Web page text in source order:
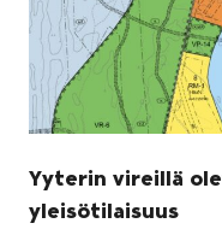
Yyterin vireillä
yleisötilaisuus